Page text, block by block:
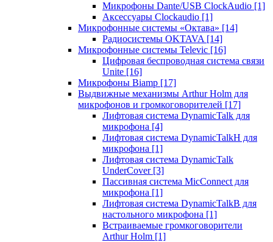
Микрофоны Dante/USB ClockAudio [1]
Аксессуары Clockaudio [1]
Микрофонные системы «Октава» [14]
Радиосистемы OKTAVA [14]
Микрофонные системы Televic [16]
Цифровая беспроводная система связи
Unite [16]
Микрофоны Biamp [17]
Выдвижные механизмы Arthur Holm для
микрофонов и громкоговорителей [17]
Лифтовая система DynamicTalk для
микрофона [4]
Лифтовая система DynamicTalkH для
микрофона [1]
Лифтовая система DynamicTalk
UnderCover [3]
Пассивная система MicConnect для
микрофона [1]
Лифтовая система DynamicTalkB для
настольного микрофона [1]
Встраиваемые громкоговорители
Arthur Holm [1]